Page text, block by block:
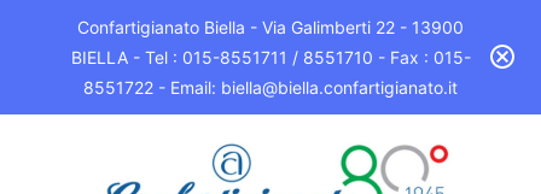
Confartigianato Biella - Via Galimberti 22 - 13900
BIELLA - Tel : 015-8551711 / 8551710 - Fax : 015-
8551722 - Email: biella@biella.confartigianato.it